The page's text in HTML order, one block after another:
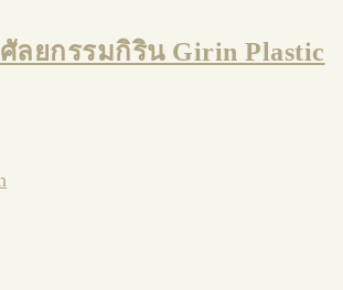
ลยกรรมกิริน Girin Plastic